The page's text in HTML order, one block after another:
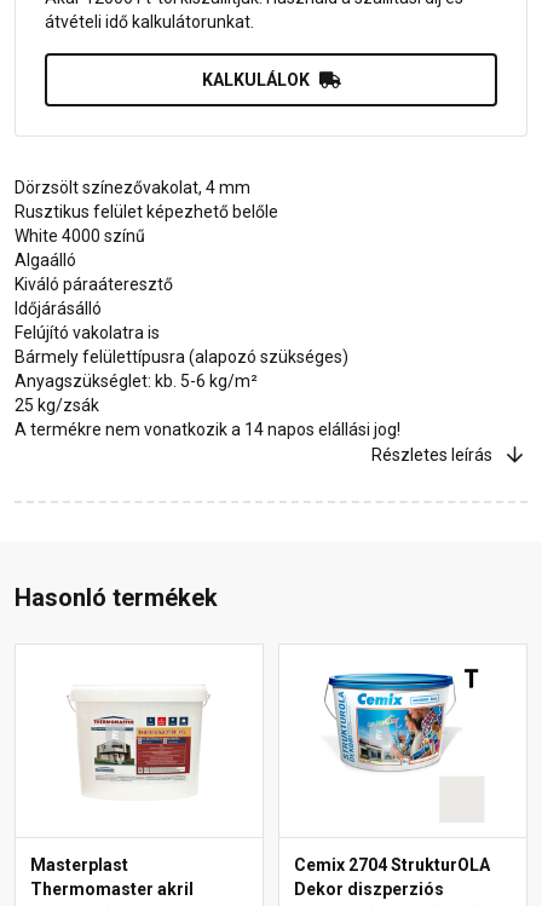
átvételi idő kalkulátorunkat.
KALKULÁLOK
Dörzsölt színezővakolat, 4 mm
Rusztikus felület képezhető belőle
White 4000 színű
Algaálló
Kiváló páraáteresztő
Időjárásálló
Felújító vakolatra is
Bármely felülettípusra (alapozó szükséges)
Anyagszükséglet: kb. 5-6 kg/m²
25 kg/zsák
A termékre nem vonatkozik a 14 napos elállási jog!
Részletes leírás
Hasonló termékek
Masterplast
Thermomaster akril
Cemix 2704 StrukturOLA
Dekor diszperziós